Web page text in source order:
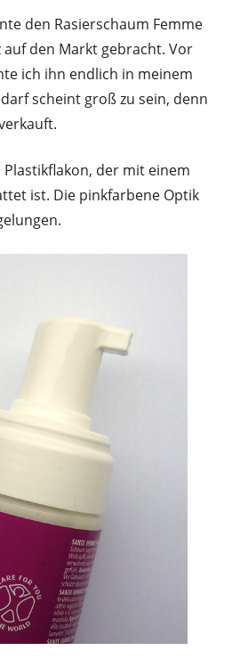
den Rasierschaum Femme
den Markt gebracht. Vor
ich ihn endlich in meinem
scheint groß zu sein, denn
der mit einem
ist. Die pinkfarbene Optik